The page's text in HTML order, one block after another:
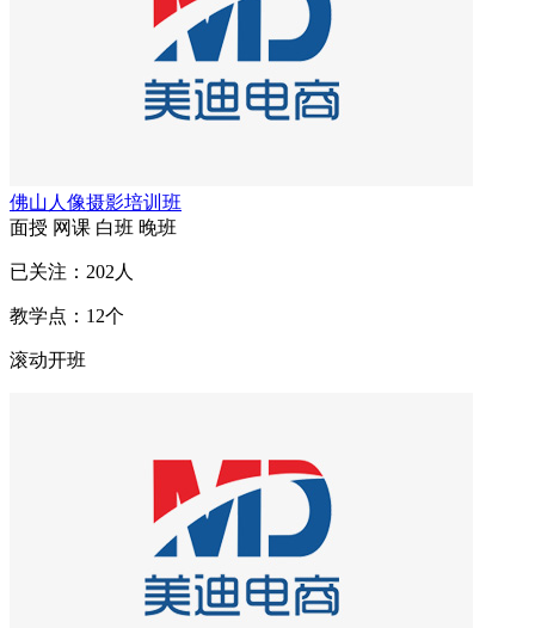
佛山人像摄影培训班
面授 网课 白班 晚班
已关注： 202 人
教学点： 12个
滚动开班